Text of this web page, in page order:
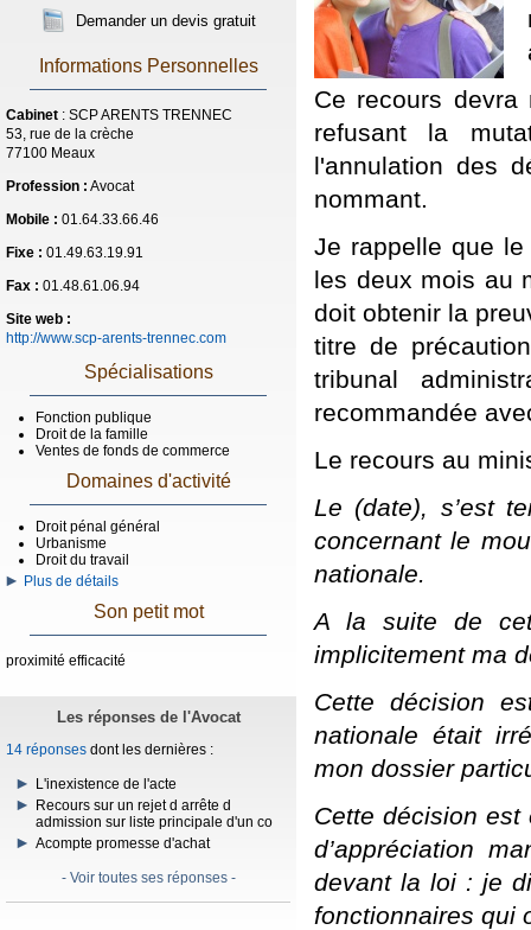
Demander un devis gratuit
Informations Personnelles
Cabinet : SCP ARENTS TRENNEC
53, rue de la crèche
77100 Meaux
Profession : Avocat
Mobile : 01.64.33.66.46
Fixe : 01.49.63.19.91
Fax : 01.48.61.06.94
Site web :
http://www.scp-arents-trennec.com
Spécialisations
Fonction publique
Droit de la famille
Ventes de fonds de commerce
Domaines d'activité
Droit pénal général
Urbanisme
Droit du travail
Plus de détails
Son petit mot
proximité efficacité
Les réponses de l'Avocat
14 réponses dont les dernières :
L'inexistence de l'acte
Recours sur un rejet d arrête d
admission sur liste principale d'un co
Acompte promesse d'achat
- Voir toutes ses réponses -
Ce recours devra
refusant la
l'annulation des
nommant.
Je rappelle que
les deux mois au
doit obtenir la
titre de
tribunal
recommandée
Le recours au
Le (date), s’est
concernant le
nationale.
A la suite de
implicitement ma
Cette décision
nationale était
mon dossier
Cette décision est
d’appréciation
devant la loi : je
fonctionnaires qui